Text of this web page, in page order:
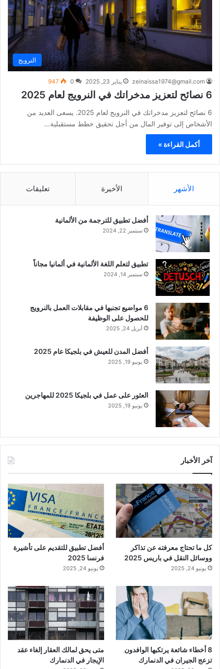
النرويج
zeinaissa1974@gmail.com يناير 23, 2025 0
947
6 نصائح لتعزيز مدخراتك في النرويج لعام 2025
6 نصائح لتعزيز مدخراتك في النرويج لعام 2025. يسعى العديد من
الأشخاص إلى توفير المال من أجل تحقيق خطط مستقبلية…
أكمل القراءة »
الأشهر الأخيرة تعليقات
أفضل تطبيق للترجمة من الألمانية
سبتمبر 22, 2024
تطبيق لتعلم اللغة الألمانية في ألمانيا مجاناً
سبتمبر 14, 2024
6 مواضيع تجنبها في مقابلات العمل بالنرويج
للحصول على الوظيفة
أبريل 24, 2025
أفضل المدن للعيش في بلجيكا عام 2025
يونيو 19, 2025
العثور على عمل في بلجيكا 2025 للمهاجرين
يونيو 19, 2025
آخر الأخبار
كل ما تحتاج معرفته عن تذاكر
ووسائل النقل في باريس 2025
يونيو 24, 2025
أفضل تطبيق للتقديم على تأشيرة
فرنسا 2025
يونيو 24, 2025
8 أخطاء شائعة يرتكبها الوافدون
تزعج الجيران في الدنمارك
متى يحق لمالك العقار إلغاء عقد
الإيجار في الدنمارك